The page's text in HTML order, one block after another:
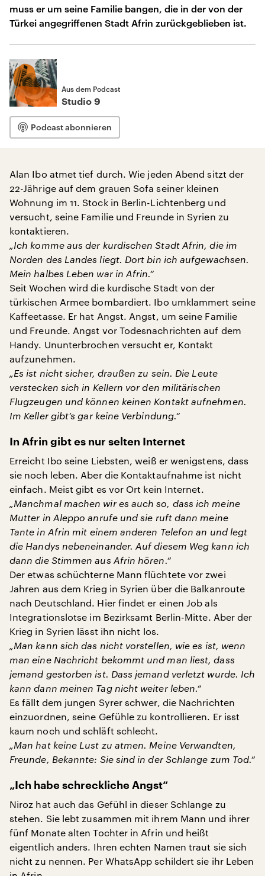
muss er um seine Familie bangen, die in der von der
Türkei angegriffenen Stadt Afrin zurückgeblieben ist.
Aus dem Podcast
Studio 9
Podcast abonnieren
Alan Ibo atmet tief durch. Wie jeden Abend sitzt der
22-Jährige auf dem grauen Sofa seiner kleinen
Wohnung im 11. Stock in Berlin-Lichtenberg und
versucht, seine Familie und Freunde in Syrien zu
kontaktieren.
„Ich komme aus der kurdischen Stadt Afrin, die im
Norden des Landes liegt. Dort bin ich aufgewachsen.
Mein halbes Leben war in Afrin.“
Seit Wochen wird die kurdische Stadt von der
türkischen Armee bombardiert. Ibo umklammert seine
Kaffeetasse. Er hat Angst. Angst, um seine Familie
und Freunde. Angst vor Todesnachrichten auf dem
Handy. Ununterbrochen versucht er, Kontakt
aufzunehmen.
„Es ist nicht sicher, draußen zu sein. Die Leute
verstecken sich in Kellern vor den militärischen
Flugzeugen und können keinen Kontakt aufnehmen.
Im Keller gibt’s gar keine Verbindung.“
In Afrin gibt es nur selten Internet
Erreicht Ibo seine Liebsten, weiß er wenigstens, dass
sie noch leben. Aber die Kontaktaufnahme ist nicht
einfach. Meist gibt es vor Ort kein Internet.
„Manchmal machen wir es auch so, dass ich meine
Mutter in Aleppo anrufe und sie ruft dann meine
Tante in Afrin mit einem anderen Telefon an und legt
die Handys nebeneinander. Auf diesem Weg kann ich
dann die Stimmen aus Afrin hören.“
Der etwas schüchterne Mann flüchtete vor zwei
Jahren aus dem Krieg in Syrien über die Balkanroute
nach Deutschland. Hier findet er einen Job als
Integrationslotse im Bezirksamt Berlin-Mitte. Aber der
Krieg in Syrien lässt ihn nicht los.
„Man kann sich das nicht vorstellen, wie es ist, wenn
man eine Nachricht bekommt und man liest, dass
jemand gestorben ist. Dass jemand verletzt wurde. Ich
kann dann meinen Tag nicht weiter leben.“
Es fällt dem jungen Syrer schwer, die Nachrichten
einzuordnen, seine Gefühle zu kontrollieren. Er isst
kaum noch und schläft schlecht.
„Man hat keine Lust zu atmen. Meine Verwandten,
Freunde, Bekannte: Sie sind in der Schlange zum Tod.“
„Ich habe schreckliche Angst“
Niroz hat auch das Gefühl in dieser Schlange zu
stehen. Sie lebt zusammen mit ihrem Mann und ihrer
fünf Monate alten Tochter in Afrin und heißt
eigentlich anders. Ihren echten Namen traut sie sich
nicht zu nennen. Per WhatsApp schildert sie ihr Leben